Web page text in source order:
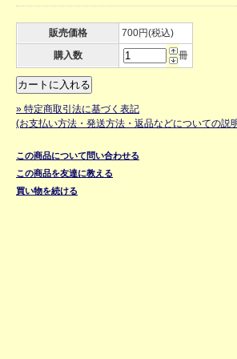
販売価格
700円(税込)
購入数
冊
» 特定商取引法に基づく表記
(お支払い方法・発送方法・返品などについての説
この商品について問い合わせる
この商品を友達に教える
買い物を続ける